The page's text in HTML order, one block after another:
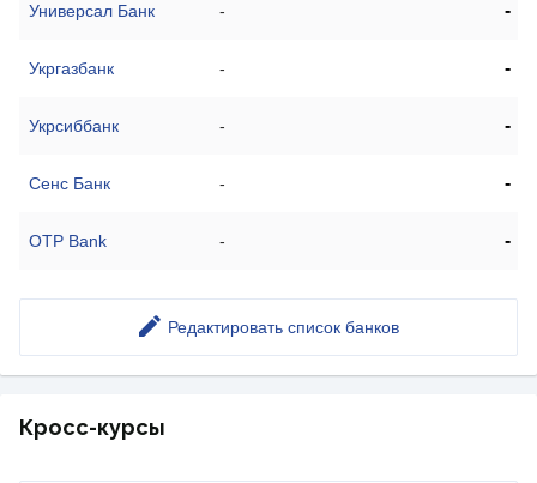
Универсал Банк - -
Укргазбанк - -
Укрсиббанк - -
Сенс Банк - -
OTP Bank - -
Редактировать список банков
Кросс-курсы